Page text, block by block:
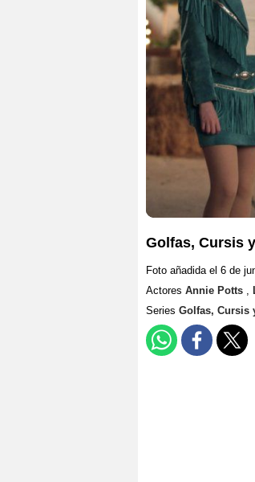
Golfas, Cursis
Foto añadida el 6 de
Actores Annie Potts ,
Series Golfas, Cursis